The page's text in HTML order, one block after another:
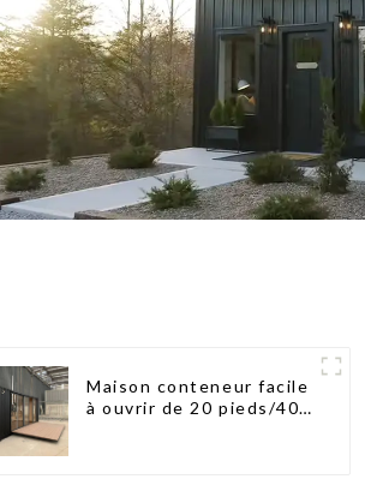
Maison conteneur facile
à ouvrir de 20 pieds/40